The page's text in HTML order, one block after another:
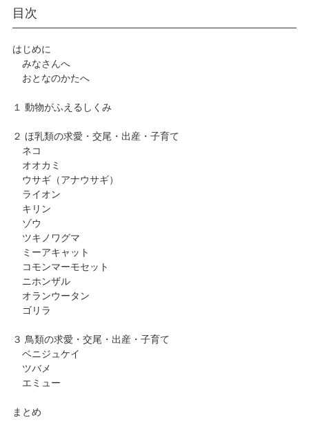
目次
はじめに
みなさんへ
おとなのかたへ
１ 動物がふえるしくみ
２ ほ乳類の求愛・交尾・出産・子育て
ネコ
オオカミ
ウサギ（アナウサギ）
ライオン
キリン
ゾウ
ツキノワグマ
ミーアキャット
コモンマーモセット
ニホンザル
オランウータン
ゴリラ
３ 鳥類の求愛・交尾・出産・子育て
ベニジュケイ
ツバメ
エミュー
まとめ